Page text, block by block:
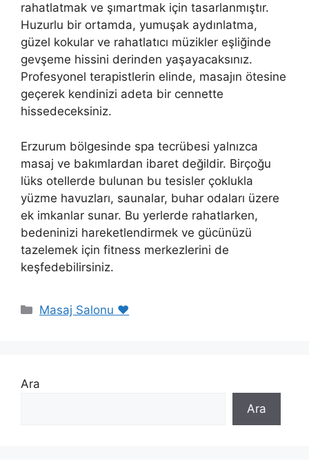
rahatlatmak ve şımartmak için tasarlanmıştır.
Huzurlu bir ortamda, yumuşak aydınlatma,
güzel kokular ve rahatlatıcı müzikler eşliğinde
gevşeme hissini derinden yaşayacaksınız.
Profesyonel terapistlerin elinde, masajın ötesine
geçerek kendinizi adeta bir cennette
hissedeceksiniz.
Erzurum bölgesinde spa tecrübesi yalnızca
masaj ve bakımlardan ibaret değildir. Birçoğu
lüks otellerde bulunan bu tesisler çoklukla
yüzme havuzları, saunalar, buhar odaları üzere
ek imkanlar sunar. Bu yerlerde rahatlarken,
bedeninizi hareketlendirmek ve gücünüzü
tazelemek için fitness merkezlerini de
keşfedebilirsiniz.
Kategoriler
Masaj Salonu ❤️
Ara
Ara